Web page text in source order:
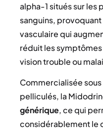
alpha-1 situés sur les
sanguins,
vasculaire qui
réduit les
vision trouble ou
Commercialisée
pelliculés, la
générique, ce qui
considérablement le